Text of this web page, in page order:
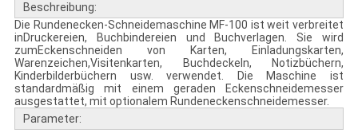
Beschreibung:
Die Rundenecken-Schneidemaschine MF-100 ist weit verbreitet
inDruckereien, Buchbindereien und Buchverlagen. Sie wird
zumEckenschneiden von Karten, Einladungskarten,
Warenzeichen,Visitenkarten, Buchdeckeln, Notizbüchern,
Kinderbilderbüchern usw. verwendet. Die Maschine ist
standardmäßig mit einem geraden Eckenschneidemesser
ausgestattet, mit optionalem Rundeneckenschneidemesser.
Parameter: